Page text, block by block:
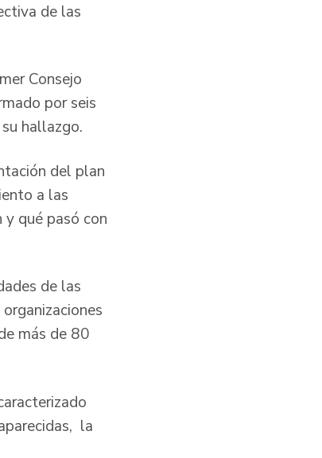
de las
Consejo
por seis
hallazgo.
del plan
a las
qué pasó con
de las
más de 80
la